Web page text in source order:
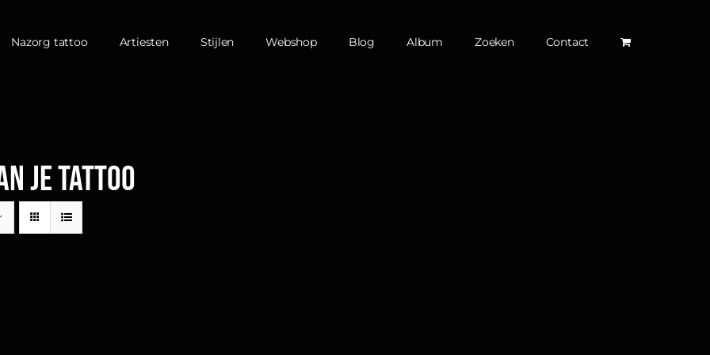
Nazorg tattoo Artiesten Stijlen Webshop Blog Album Zoeken Contact
je tattoo